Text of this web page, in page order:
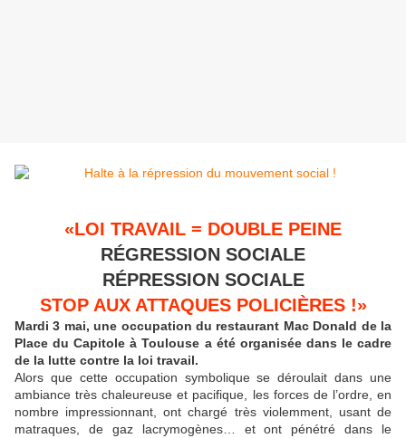
«LOI TRAVAIL = DOUBLE PEINE
RÉGRESSION SOCIALE
RÉPRESSION SOCIALE
STOP AUX ATTAQUES POLICIÈRES !»
Mardi 3 mai, une occupation du restaurant Mac Donald de la
Place du Capitole à Toulouse a été organisée dans le cadre
de la lutte contre la loi travail.
Alors que cette occupation symbolique se déroulait dans une
ambiance très chaleureuse et pacifique, les forces de l’ordre, en
nombre impressionnant, ont chargé très violemment, usant de
matraques, de gaz lacrymogènes… et ont pénétré dans le